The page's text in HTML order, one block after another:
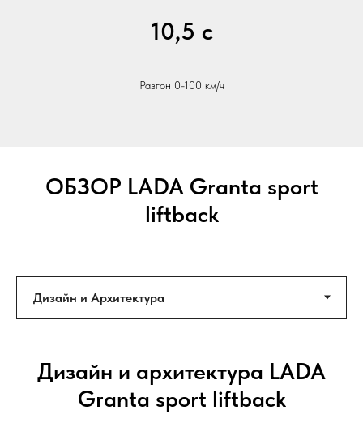
10,5 с
Разгон 0-100 км/ч
ОБЗОР LADA Granta sport
liftback
Дизайн и архитектура LADA
Granta sport liftback